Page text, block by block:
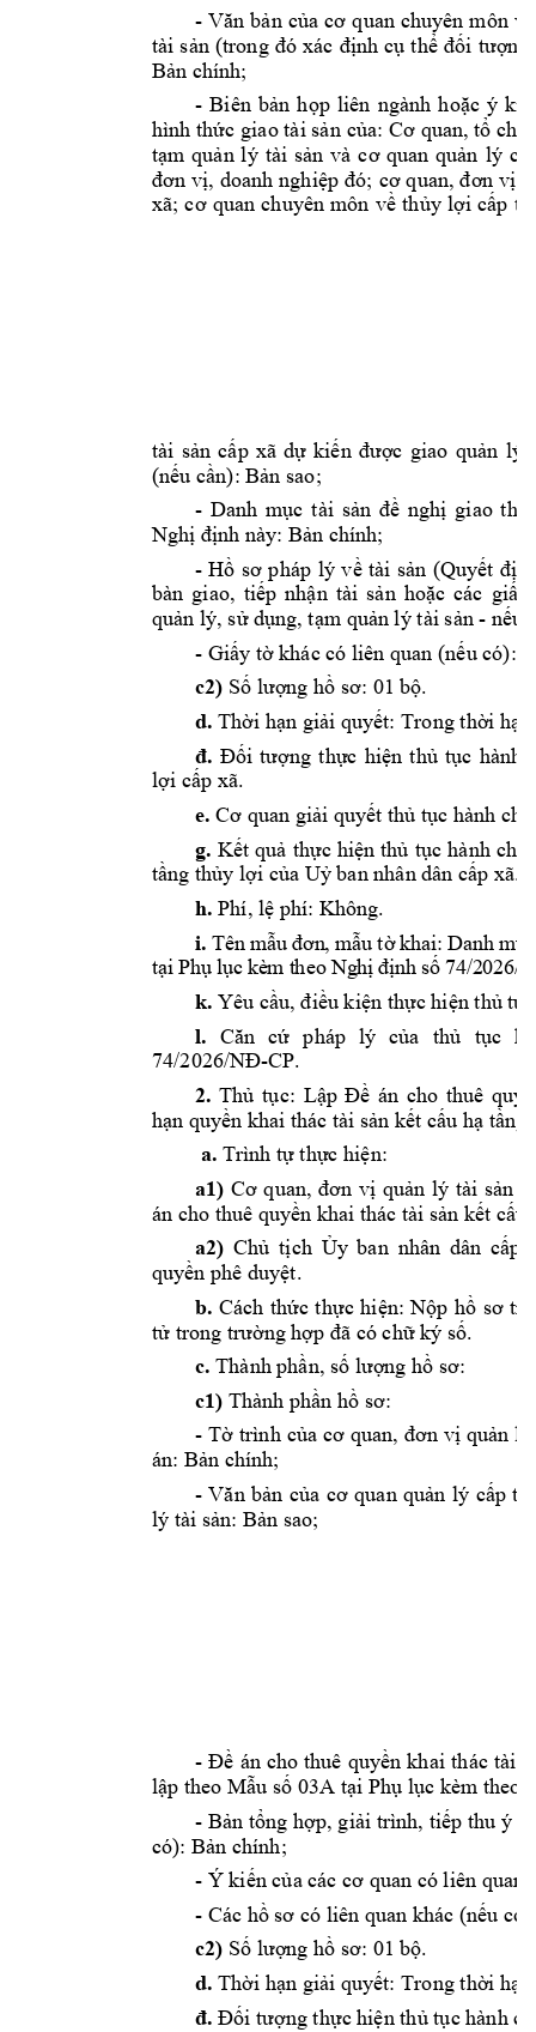
- Văn bản của cơ quan chuyên môn về
tài sản (trong đó xác định cụ thể đối tượng
Bản chính;
- Biên bản họp liên ngành hoặc ý
hình thức giao tài sản của: Cơ quan, tổ
tạm quản lý tài sản và cơ quan quản lý
đơn vị, doanh nghiệp đó; cơ quan, đơn vị
xã; cơ quan chuyên môn về thủy lợi cấp
tài sản cấp xã dự kiến được giao quản lý
(nếu cần): Bản sao;
- Danh mục tài sản đề nghị giao
Nghị định này: Bản chính;
- Hồ sơ pháp lý về tài sản (Quyết
bàn giao, tiếp nhận tài sản hoặc các giấy
quản lý, sử dụng, tạm quản lý tài sản - nếu
- Giấy tờ khác có liên quan (nếu có):
c2) Số lượng hồ sơ: 01 bộ.
d. Thời hạn giải quyết: Trong thời hạn
đ. Đối tượng thực hiện thủ tục hành
lợi cấp xã.
e. Cơ quan giải quyết thủ tục hành
g. Kết quả thực hiện thủ tục hành
tầng thủy lợi của Uỷ ban nhân dân cấp xã.
h. Phí, lệ phí: Không.
i. Tên mẫu đơn, mẫu tờ khai: Danh mụ
tại Phụ lục kèm theo Nghị định số 74/2026/N
k. Yêu cầu, điều kiện thực hiện thủ tục
l.
Căn cứ pháp lý của thủ tục
74/2026/NĐ-CP.
2. Thủ tục: Lập Đề án cho thuê
hạn quyền khai thác tài sản kết cấu hạ tầng
a. Trình tự thực hiện:
a1) Cơ quan, đơn vị quản lý tài sản
án cho thuê quyền khai thác tài sản kết cấu
a2) Chủ tịch Ủy ban nhân dân cấp
quyền phê duyệt.
b. Cách thức thực hiện: Nộp hồ sơ
tử trong trường hợp đã có chữ ký số.
c. Thành phần, số lượng hồ sơ:
c1) Thành phần hồ sơ:
- Tờ trình của cơ quan, đơn vị quản
án: Bản chính;
- Văn bản của cơ quan quản lý cấp
lý tài sản: Bản sao;
- Đề án cho thuê quyền khai thác tài
lập theo Mẫu số 03A tại Phụ lục kèm theo
- Bản tổng hợp, giải trình, tiếp thu ý
có): Bản chính;
- Ý kiến của các cơ quan có liên quan
- Các hồ sơ có liên quan khác (nếu
c2) Số lượng hồ sơ: 01 bộ.
d. Thời hạn giải quyết: Trong thời hạn
đ. Đối tượng thực hiện thủ tục hành